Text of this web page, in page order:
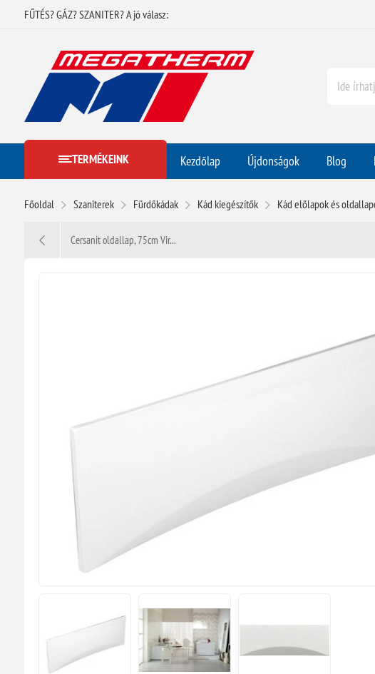
FŰTÉS? GÁZ? SZANITER? A jó válasz:
TERMÉKEINK Kezdőlap Újdonságok Blog
Főoldal Szaniterek Fürdőkádak Kád kiegészítők Kád előlapok és
Cersanit oldallap, 75cm Vir...